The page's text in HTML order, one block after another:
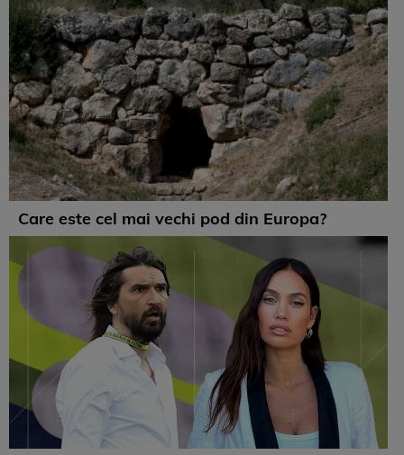
Care este cel mai vechi pod din Europa?